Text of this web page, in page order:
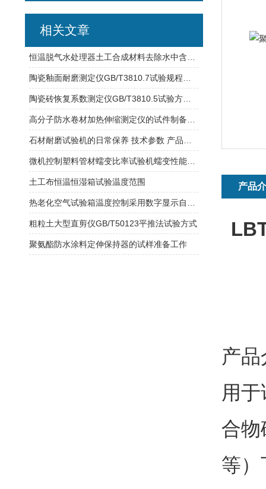
产品
产
用
合物
等）
相关文章
土工布恒温恒湿箱试验温度范围
粗粒土大型直剪仪GB/T50123平推法试验方式
聚氨酯防水涂料定伸保持器的试样准备工作